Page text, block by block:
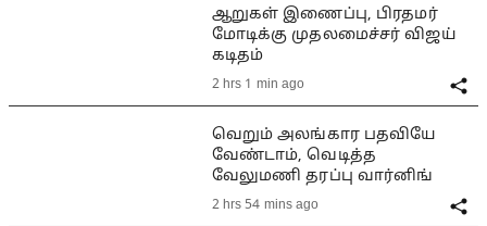
ஆறுகள் இணைப்பு, பிரதமர்
மோடிக்கு முதலமைச்சர் விஜய்
கடிதம்
2 hrs 1 min ago
வெறும் அலங்கார பதவியே
வேண்டாம், வெடித்த
வேலுமணி தரப்பு வார்னிங்
2 hrs 54 mins ago